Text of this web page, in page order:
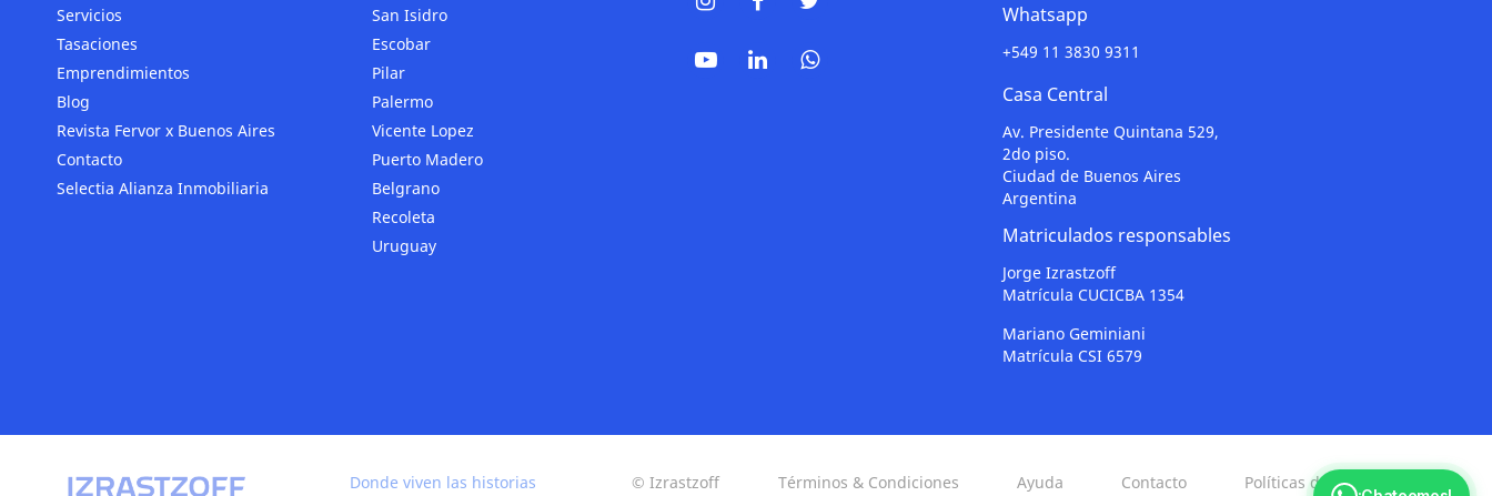
Servicios
Tasaciones
Emprendimientos
Blog
Revista Fervor x Buenos Aires
Contacto
Selectia Alianza Inmobiliaria
San Isidro
Escobar
Pilar
Palermo
Vicente Lopez
Puerto Madero
Belgrano
Recoleta
Uruguay
Whatsapp
+549 11 3830 9311
Casa Central
Av. Presidente Quintana 529,
2do piso.
Ciudad de Buenos Aires
Argentina
Matriculados responsables
Jorge Izrastzoff
Matrícula CUCICBA 1354
Mariano Geminiani
Matrícula CSI 6579
© Izrastzoff Términos & Condiciones Ayuda Contacto Políticas de Privacidad
Donde viven las historias